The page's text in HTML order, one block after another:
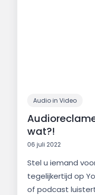
Audio in Video
wat?!
06 juli 2022
Stel u iemand
tegelijkertijd op
of podcast